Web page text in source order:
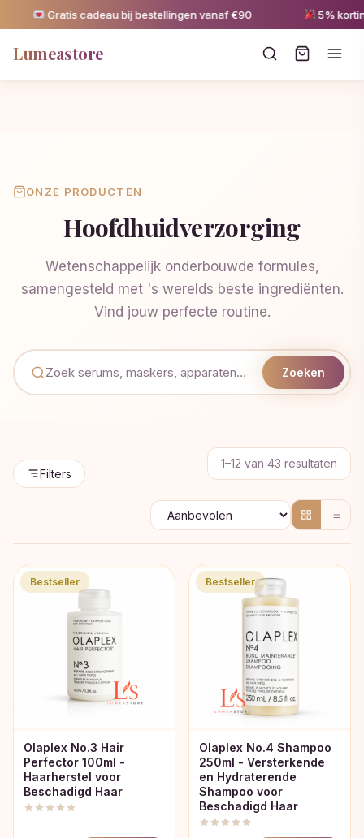
Gratis cadeau bij bestellingen vanaf €90 5% korting
Lumeastore
ONZE PRODUCTEN
Hoofdhuidverzorging
Wetenschappelijk onderbouwde formules,
samengesteld met 's werelds beste ingrediënten.
Vind jouw perfecte routine.
Zoeken
Filters
1–12 van 43 resultaten
op
Bestseller
Olaplex No.3 Hair
Perfector 100ml -
Haarherstel voor
Beschadigd Haar
Bestseller
Olaplex No.4 Shampoo
250ml - Versterkende
en Hydraterende
Shampoo voor
Beschadigd Haar